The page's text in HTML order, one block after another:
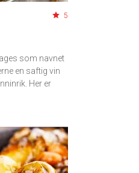
5
som navnet
en saftig vin
Her er